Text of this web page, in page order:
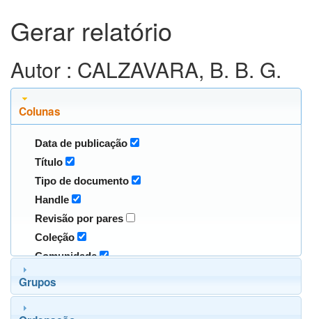
Gerar relatório
Autor : CALZAVARA, B. B. G.
Colunas
Data de publicação
Título
Tipo de documento
Handle
Revisão por pares
Coleção
Comunidade
Grupos